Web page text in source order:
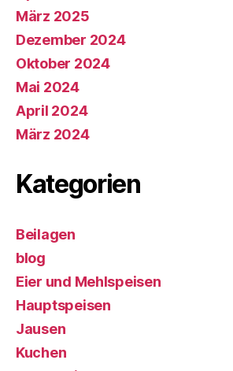
März 2025
Dezember 2024
Oktober 2024
Mai 2024
April 2024
März 2024
Kategorien
Beilagen
blog
Eier und Mehlspeisen
Hauptspeisen
Jausen
Kuchen